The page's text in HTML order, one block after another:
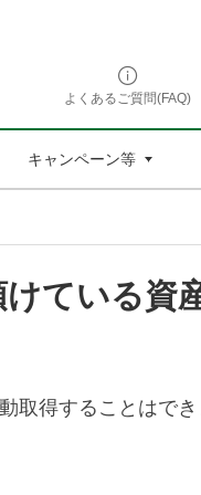
よくあるご質問(FAQ)
キャンペーン等
ている資
取得することはで